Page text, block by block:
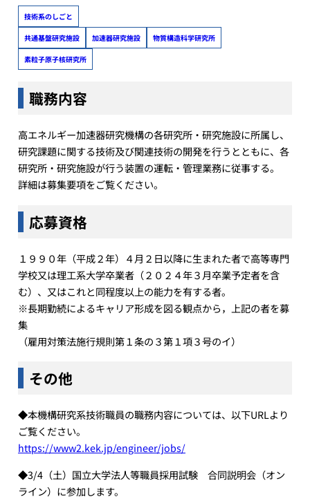
技術系のしごと
共通基盤研究施設 加速器研究施設 物質構造科学研究所
素粒子原子核研究所
職務内容
高エネルギー加速器研究機構の各研究所・研究施設に所属し、
研究課題に関する技術及び関連技術の開発を行うとともに、各
研究所・研究施設が行う装置の運転・管理業務に従事する。
詳細は募集要項をご覧ください。
応募資格
１９９０年（平成２年）４月２日以降に生まれた者で高等専門
学校又は理工系大学卒業者（２０２４年３月卒業予定者を含
む）、又はこれと同程度以上の能力を有する者。
※長期勤続によるキャリア形成を図る観点から，上記の者を募
集
（雇用対策法施行規則第１条の３第１項３号のイ）
その他
◆本機構研究系技術職員の職務内容については、以下URLより
ご覧ください。
https://www2.kek.jp/engineer/jobs/
◆3/4（土）国立大学法人等職員採用試験 合同説明会（オン
ライン）に参加します。